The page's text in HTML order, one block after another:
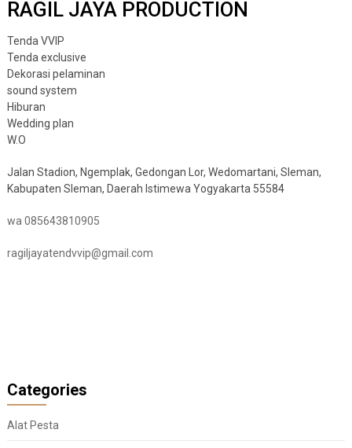
RAGIL JAYA PRODUCTION
Tenda VVIP
Tenda exclusive
Dekorasi pelaminan
sound system
Hiburan
Wedding plan
W.O
Jalan Stadion, Ngemplak, Gedongan Lor, Wedomartani, Sleman,
Kabupaten Sleman, Daerah Istimewa Yogyakarta 55584
wa 085643810905
ragiljayatendvvip@gmail.com
Categories
Alat Pesta